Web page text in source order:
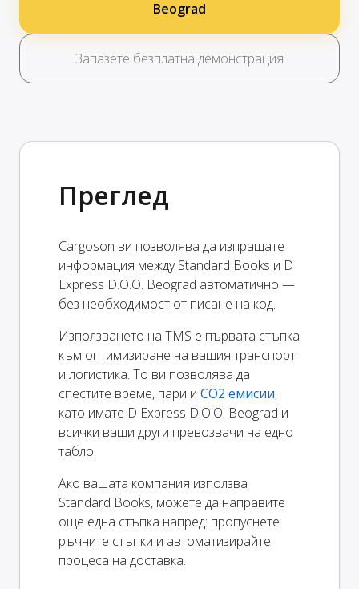
Beograd
Запазете безплатна демонстрация
Преглед
Cargoson ви позволява да изпращате
информация между Standard Books и D
Express D.O.O. Beograd автоматично —
без необходимост от писане на код.
Използването на TMS е първата стъпка
към оптимизиране на вашия транспорт
и логистика. То ви позволява да
спестите време, пари и CO2 емисии,
като имате D Express D.O.O. Beograd и
всички ваши други превозвачи на едно
табло.
Ако вашата компания използва
Standard Books, можете да направите
още една стъпка напред: пропуснете
ръчните стъпки и автоматизирайте
процеса на доставка.